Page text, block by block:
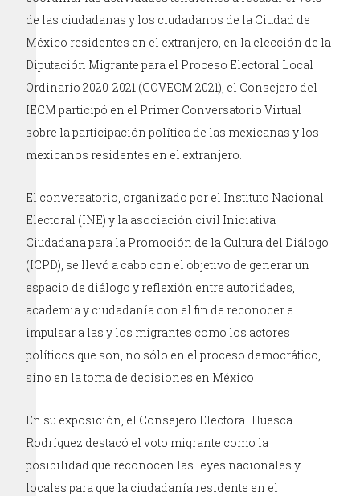
de las ciudadanas y los ciudadanos de la Ciudad de
México residentes en el extranjero, en la elección de la
Diputación Migrante para el Proceso Electoral Local
Ordinario 2020-2021 (COVECM 2021), el Consejero del
IECM participó en el Primer Conversatorio Virtual
sobre la participación política de las mexicanas y los
mexicanos residentes en el extranjero.
El conversatorio, organizado por el Instituto Nacional
Electoral (INE) y la asociación civil Iniciativa
Ciudadana para la Promoción de la Cultura del Diálogo
(ICPD), se llevó a cabo con el objetivo de generar un
espacio de diálogo y reflexión entre autoridades,
academia y ciudadanía con el fin de reconocer e
impulsar a las y los migrantes como los actores
políticos que son, no sólo en el proceso democrático,
sino en la toma de decisiones en México
En su exposición, el Consejero Electoral Huesca
Rodríguez destacó el voto migrante como la
posibilidad que reconocen las leyes nacionales y
locales para que la ciudadanía residente en el